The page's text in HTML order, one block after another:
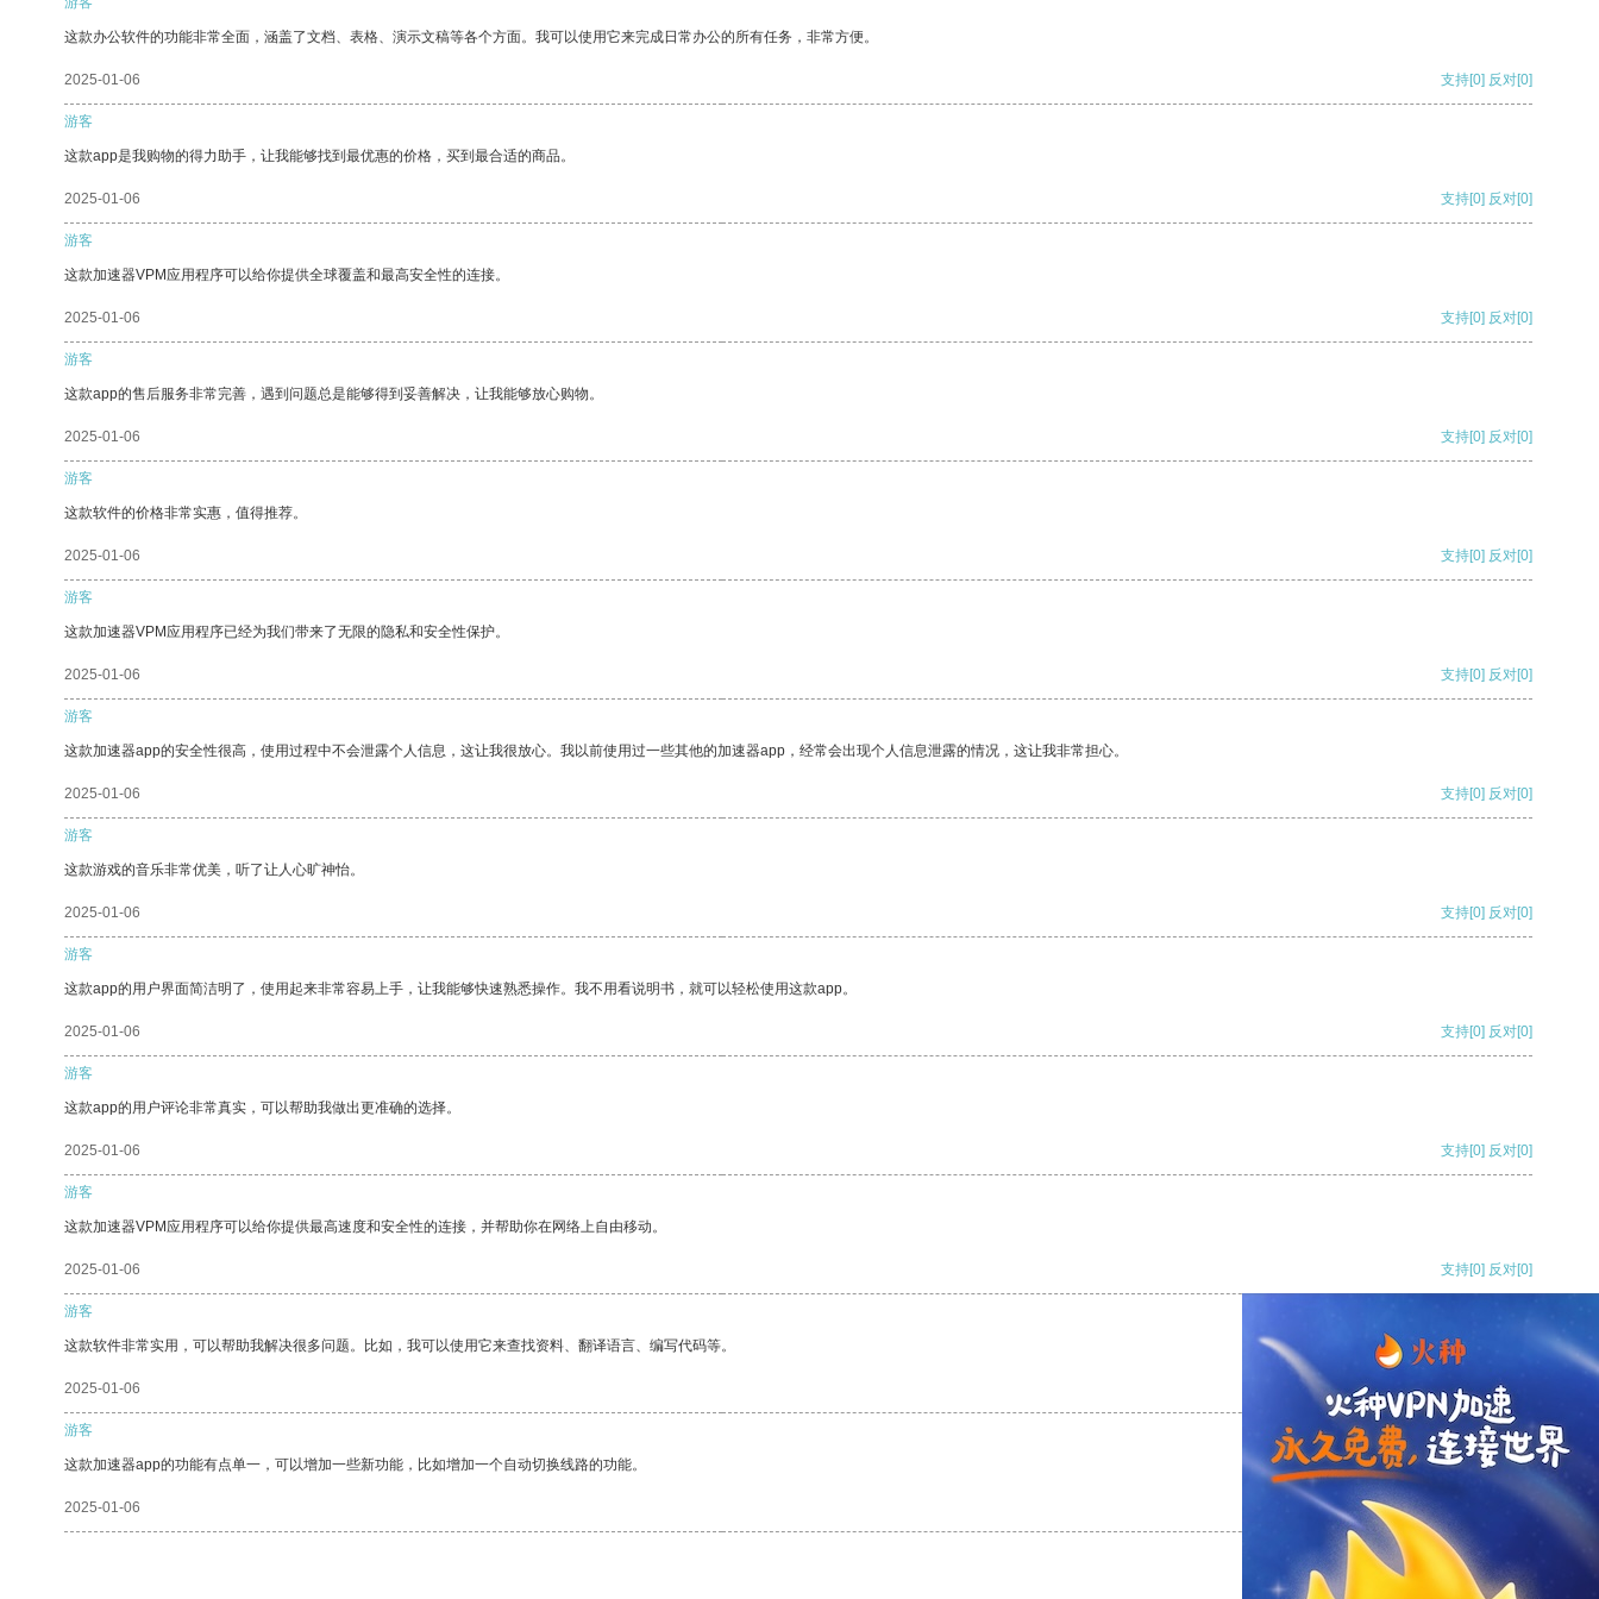
这款办公软件的功能非常全面，涵盖了文档、表格、演示文稿等各个方面。我可以使用它来完成日常办公的所有任务，非常方便。
2025-01-06 支持[0] 反对[0]
游客
这款app是我购物的得力助手，让我能够找到最优惠的价格，买到最合适的商品。
2025-01-06 支持[0] 反对[0]
游客
这款加速器VPM应用程序可以给你提供全球覆盖和最高安全性的连接。
2025-01-06 支持[0] 反对[0]
游客
这款app的售后服务非常完善，遇到问题总是能够得到妥善解决，让我能够放心购物。
2025-01-06 支持[0] 反对[0]
游客
这款软件的价格非常实惠，值得推荐。
2025-01-06 支持[0] 反对[0]
游客
这款加速器VPM应用程序已经为我们带来了无限的隐私和安全性保护。
2025-01-06 支持[0] 反对[0]
游客
这款加速器app的安全性很高，使用过程中不会泄露个人信息，这让我很放心。我以前使用过一些其他的加速器app，经常会出现个人信息泄露的情况，这让我非常担心。
2025-01-06 支持[0] 反对[0]
游客
这款游戏的音乐非常优美，听了让人心旷神怡。
2025-01-06 支持[0] 反对[0]
游客
这款app的用户界面简洁明了，使用起来非常容易上手，让我能够快速熟悉操作。我不用看说明书，就可以轻松使用这款app。
2025-01-06 支持[0] 反对[0]
游客
这款app的用户评论非常真实，可以帮助我做出更准确的选择。
2025-01-06 支持[0] 反对[0]
游客
这款加速器VPM应用程序可以给你提供最高速度和安全性的连接，并帮助你在网络上自由移动。
2025-01-06 支持[0] 反对[0]
游客
这款软件非常实用，可以帮助我解决很多问题。比如，我可以使用它来查找资料、翻译语言、编写代码等。
2025-01-06 支持 反对
游客
这款加速器app的功能有点单一，可以增加一些新功能，比如增加一个自动切换线路的功能。
2025-01-06 [0]